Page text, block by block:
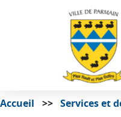
Accueil Services et